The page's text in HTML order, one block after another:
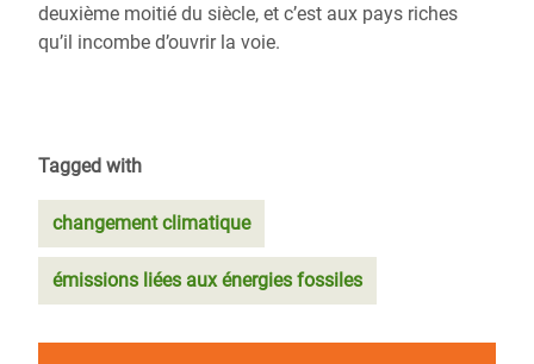
deuxième moitié du siècle, et c’est aux pays riches
qu’il incombe d’ouvrir la voie.
Tagged with
changement climatique
émissions liées aux énergies fossiles